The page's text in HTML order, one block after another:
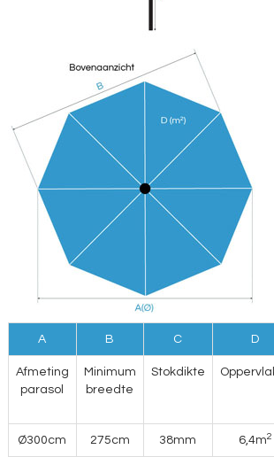
A B C D
Afmeting
parasol
Minimum
breedte
Stokdikte
Ø300cm 275cm 38mm 6,4m2